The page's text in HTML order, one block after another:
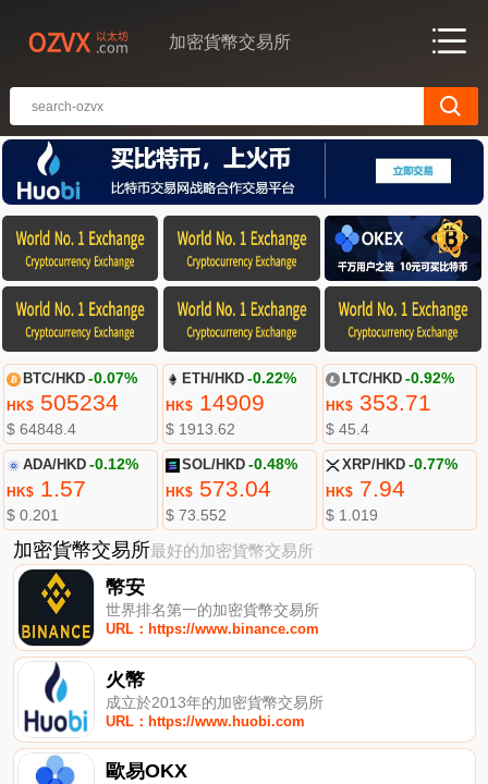
加密貨幣交易所
BTC/HKD -0.07%
HK$505234
$ 64848.4
ETH/HKD -0.22%
HK$ 14909
$ 1913.62
LTC/HKD -0.92%
HK$353.71
$ 45.4
ADA/HKD -0.12%
HK$1.57
$ 0.201
SOL/HKD -0.48%
HK$ 573.04
$ 73.552
XRP/HKD -0.77%
HK$7.94
$ 1.019
加密貨幣交易所最好的加密貨幣交易所
幣安
世界排名第一的加密貨幣交易所
URL：https://www.binance.com
火幣
成立於2013年的加密貨幣交易所
URL：https://www.huobi.com
歐易OKX